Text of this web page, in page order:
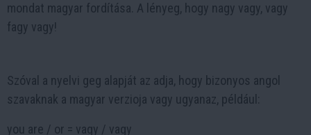
mondat magyar fordítása. A lényeg, hogy nagy vagy, vagy
fagy vagy!
Szóval a nyelvi geg alapját az adja, hogy bizonyos angol
szavaknak a magyar verzioja vagy ugyanaz, például:
you are / or = vagy / vagy